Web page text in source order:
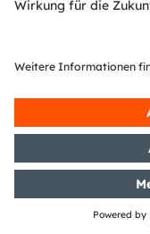
13/09/2019
Zeige 81 bis 100